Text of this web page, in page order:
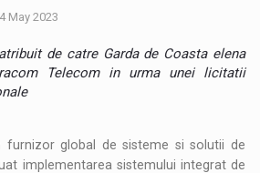
May 2023
de catre Garda de Coasta elena
Telecom in urma unei licitatii
furnizor global de sisteme si solutii de
implementarea sistemului integrat de